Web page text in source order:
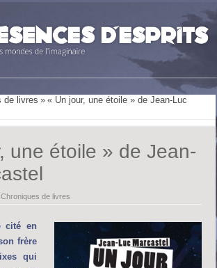
de livres » « Un jour, une étoile » de Jean-Luc
une étoile » de Jean-
Chroniques de livres
cité en
frère
qui